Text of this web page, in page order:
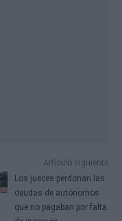
Artículo siguiente
Los jueces perdonan las
deudas de autónomos
que no pagaban por falta